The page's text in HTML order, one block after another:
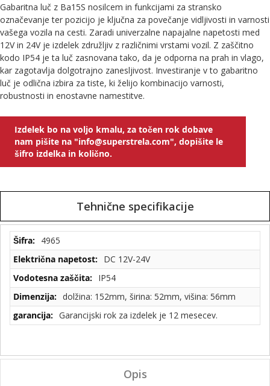
Gabaritna luč z Ba15S nosilcem in funkcijami za stransko
označevanje ter pozicijo je ključna za povečanje vidljivosti in varnosti
vašega vozila na cesti. Zaradi univerzalne napajalne napetosti med
12V in 24V je izdelek združljiv z različnimi vrstami vozil. Z zaščitno
kodo IP54 je ta luč zasnovana tako, da je odporna na prah in vlago,
kar zagotavlja dolgotrajno zanesljivost. Investiranje v to gabaritno
luč je odlična izbira za tiste, ki želijo kombinacijo varnosti,
robustnosti in enostavne namestitve.
Izdelek bo na voljo kmalu, za točen rok dobave
nam pišite na "info@superstrela.com", dopišite le
šifro izdelka in količno.
Tehnične specifikacije
Tehnične
specifikacije
4965
DC 12V-24V
IP54
dolžina: 152mm, širina: 52mm, višina: 56mm
Garancijski rok za izdelek je 12 mesecev.
Opis